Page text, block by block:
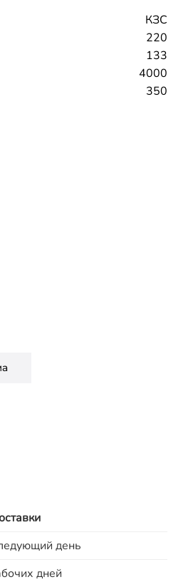
КЗС
220
133
4000
350
день
дней